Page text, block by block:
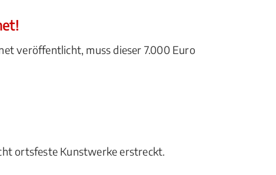
veröffentlicht, muss dieser 7.000 Euro
ortsfeste Kunstwerke erstreckt.